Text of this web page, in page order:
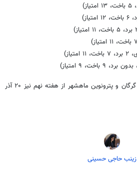
دیدار معوقه تیم های شهردرای گرگان و پترونوین ماهشهر از هفته نهم نیز ۲۰ آذر
زینب حاجی حسینی